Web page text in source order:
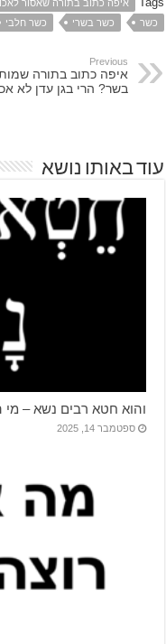
איפה כתוב בתורה שאסור
כשר
כשר בשרי כשר חלבי
Previous
איפה כתוב בתורה
בשר? הרי בגן עדן לא
עוד באותו נושא
והוא חטא רבים נשא – מי
ספטמבר 14, 2025